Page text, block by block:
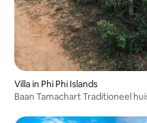
Villa in Phi Phi Islands
Baan Tamachart Traditioneel